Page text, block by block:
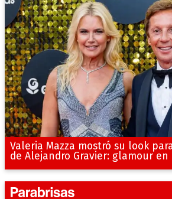
Valeria Mazza mostró su look
de Alejandro Gravier: glamour